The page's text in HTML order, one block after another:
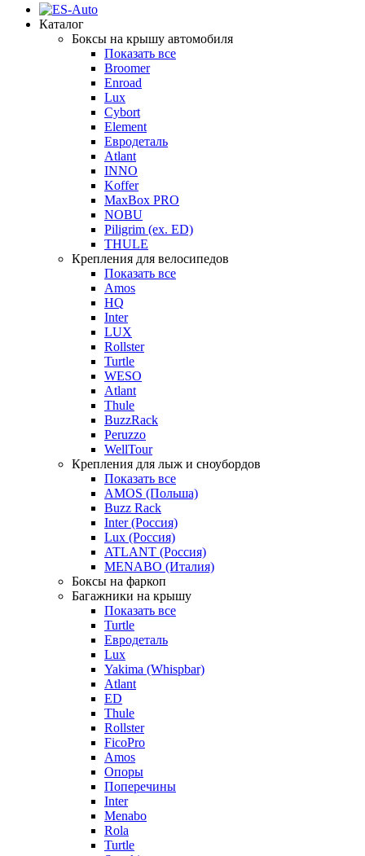
Каталог
Боксы на крышу автомобиля
Показать все
Broomer
Enroad
Lux
Cybort
Element
Евродеталь
Atlant
INNO
Koffer
MaxBox PRO
NOBU
Piligrim (ex. ED)
THULE
Крепления для велосипедов
Показать все
Amos
HQ
Inter
LUX
Rollster
Turtle
WESO
Atlant
Thule
BuzzRack
Peruzzo
WellTour
Крепления для лыж и сноубордов
Показать все
AMOS (Польша)
Buzz Rack
Inter (Россия)
Lux (Россия)
ATLANT (Россия)
MENABO (Италия)
Боксы на фаркоп
Багажники на крышу
Показать все
Turtle
Евродеталь
Lux
Yakima (Whispbar)
Atlant
ED
Thule
Rollster
FicoPro
Amos
Опоры
Поперечины
Inter
Menabo
Rola
Turtle